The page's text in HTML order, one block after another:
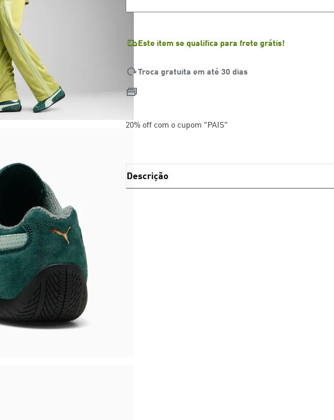
Este item se qualifica para frete grátis!
Troca gratuita em até 30 dias
20% off com o cupom "PAIS"
Descrição